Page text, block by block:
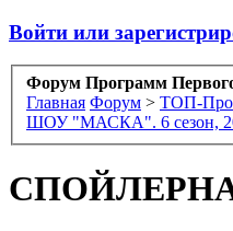
Войти или
Форум Программ
Главная Форум > ТОП-
ШОУ "МАСКА". 6 сезон,